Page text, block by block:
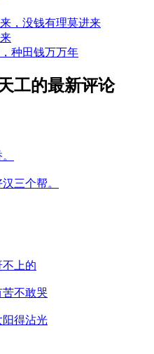
，没钱有理莫进来
种田钱万万年
工的最新评论
三个帮。
上的
苦不敢哭
阳得沾光